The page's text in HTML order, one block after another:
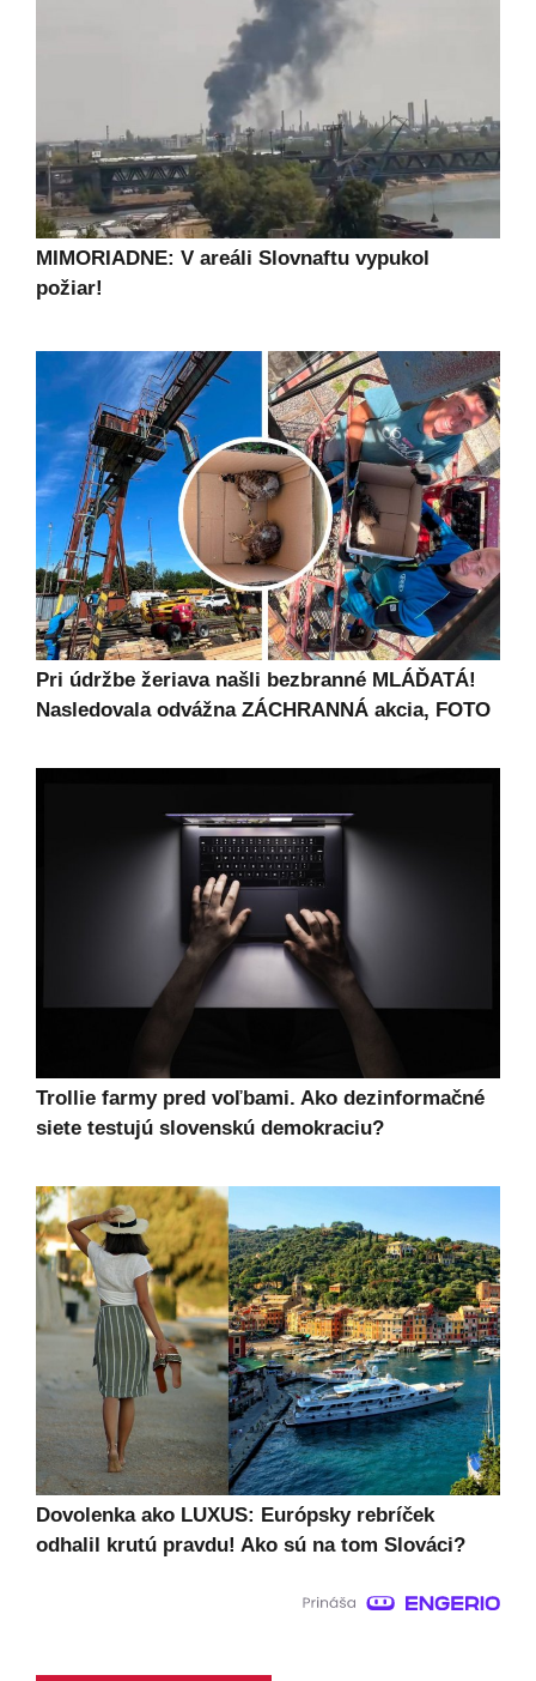
MIMORIADNE: V areáli Slovnaftu vypukol
požiar!
Pri údržbe žeriava našli bezbranné MLÁĎATÁ!
Nasledovala odvážna ZÁCHRANNÁ akcia, FOTO
Trollie farmy pred voľbami. Ako dezinformačné
siete testujú slovenskú demokraciu?
Dovolenka ako LUXUS: Európsky rebríček
odhalil krutú pravdu! Ako sú na tom Slováci?